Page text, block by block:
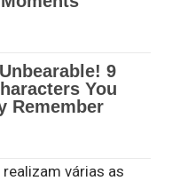
várias as